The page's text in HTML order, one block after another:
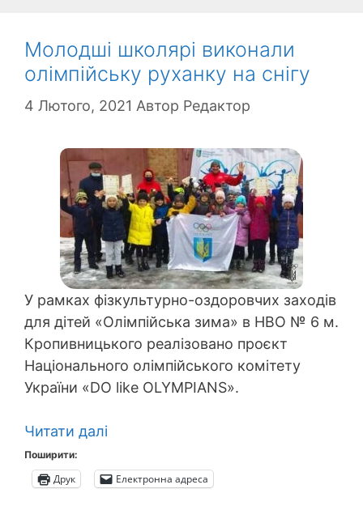
Молодші школярі виконали
олімпійську руханку на снігу
4 Лютого, 2021 Автор Редактор
У рамках фізкультурно-оздоровчих заходів
для дітей «Олімпійська зима» в НВО № 6 м.
Кропивницького реалізовано проєкт
Національного олімпійського комітету
України «DO like OLYMPIANS».
Читати далі
Поширити:
Друк Електронна адреса